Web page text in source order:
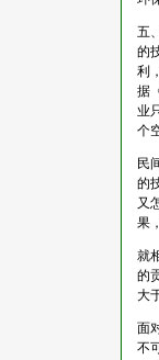
五
的
利
据
业
个
民
的
又
果
就
的
大
面
不